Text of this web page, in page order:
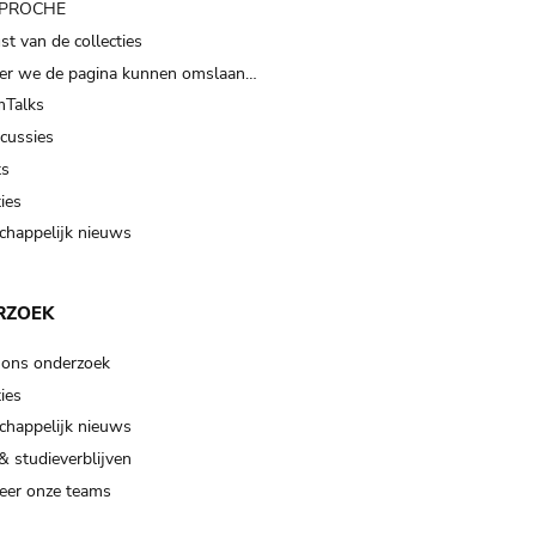
van de collecties
we de pagina kunnen omslaan…
nieuws
onderzoek
nieuws
studieverblijven
onze teams